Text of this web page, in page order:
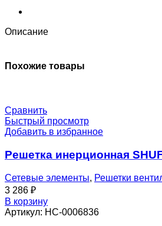
MB24-
0-
Описание
Похожие товары
Сравнить
Быстрый просмотр
Добавить в избранное
Решетка инерционная
Сетевые элементы, Решетки
3 286 ₽
В корзину
Артикул: НС-0006836